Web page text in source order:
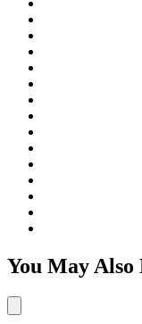
You May Also